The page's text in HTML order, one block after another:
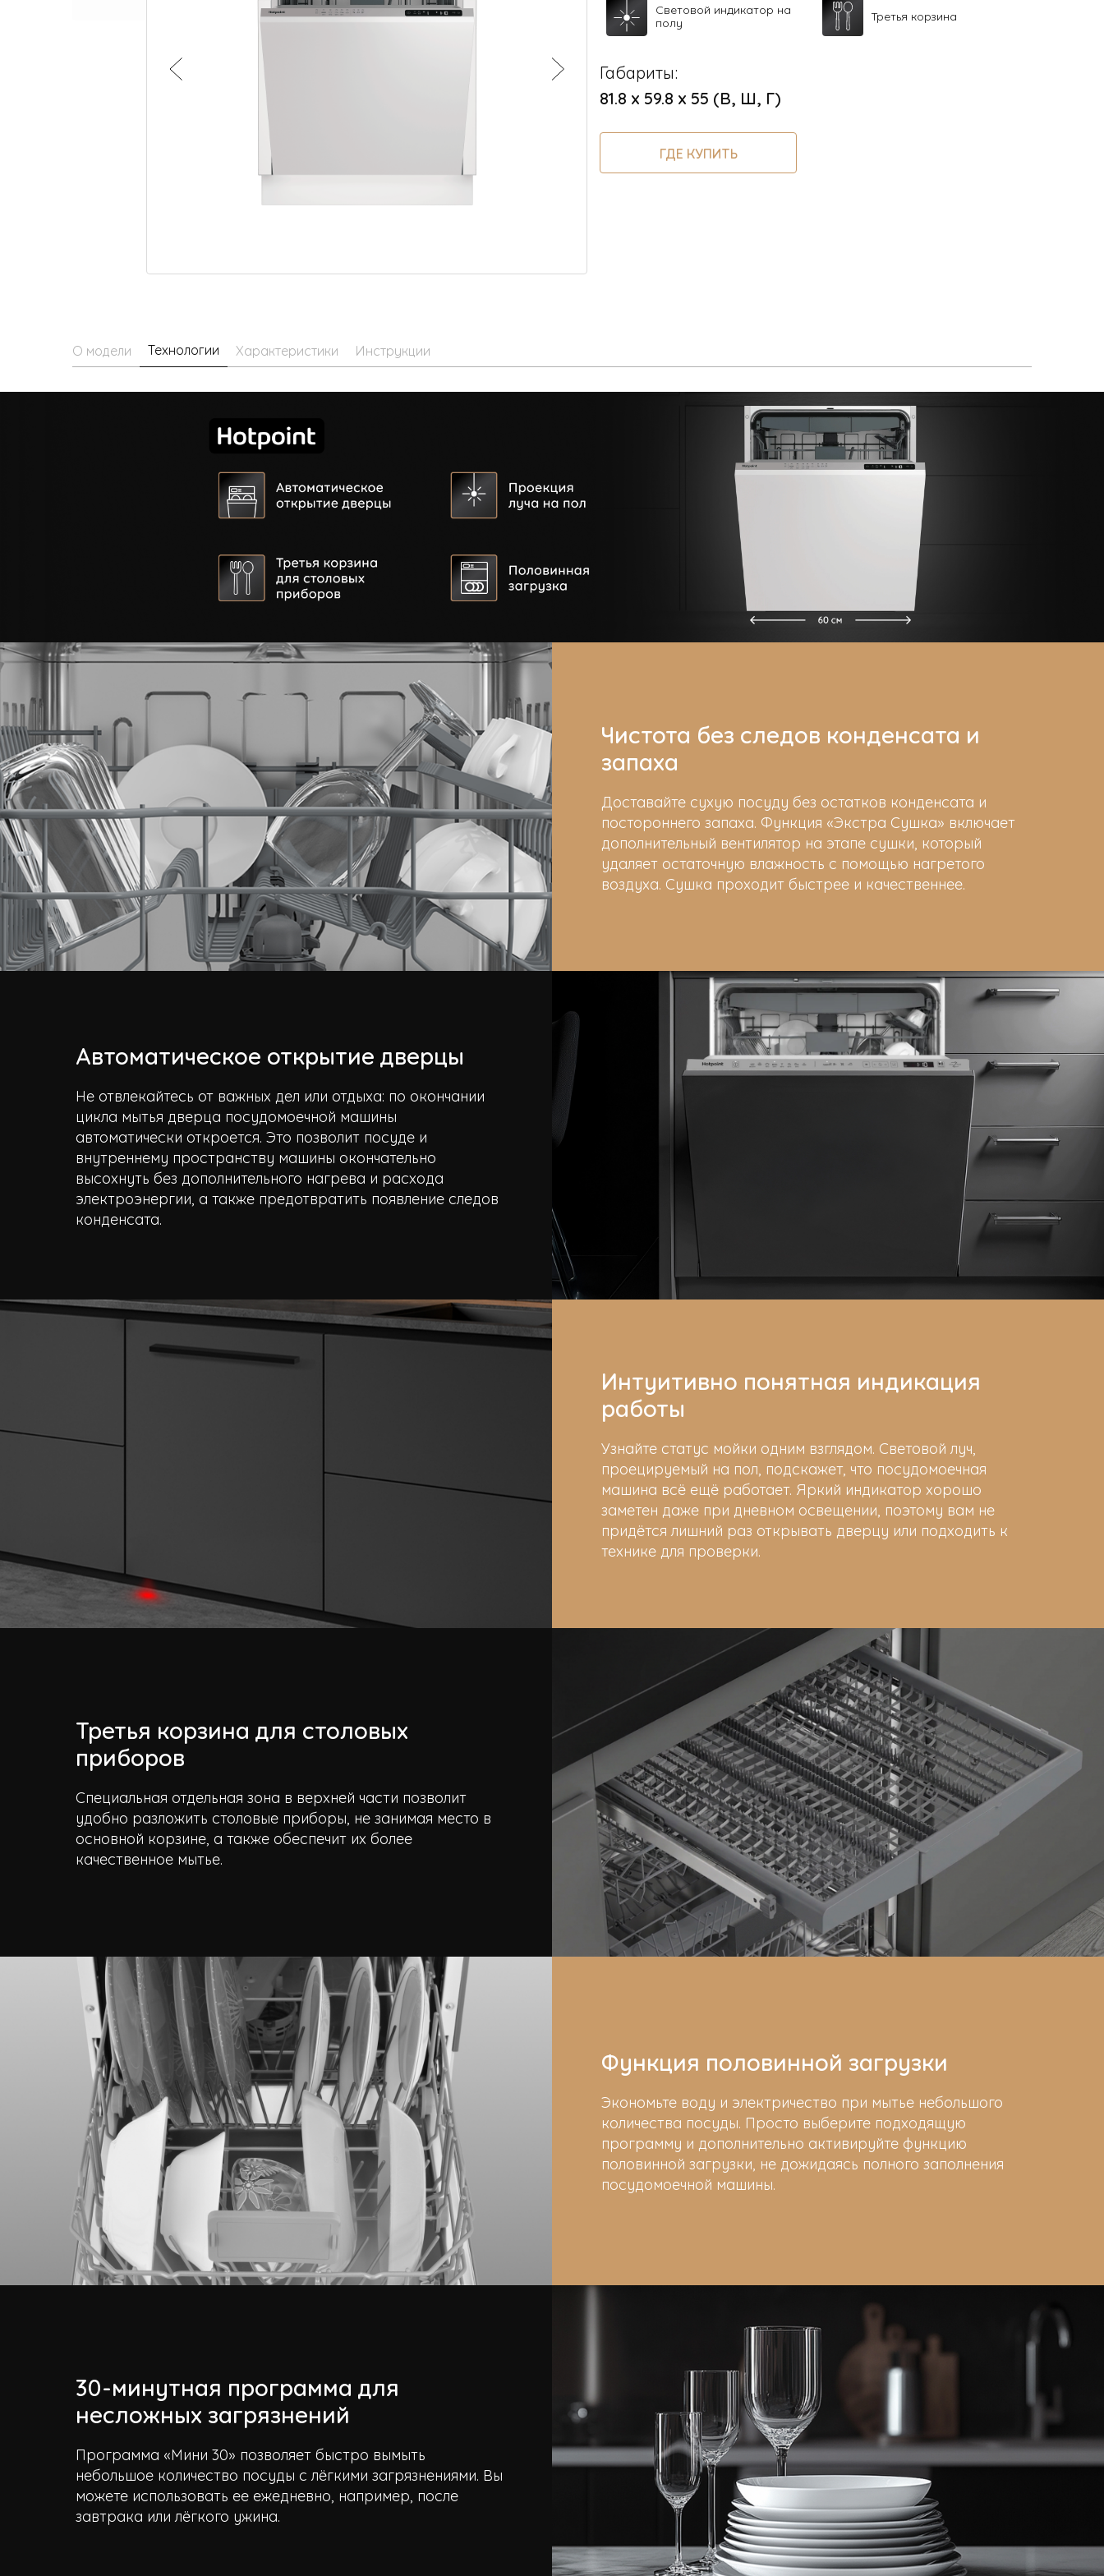
Световой индикатор на
полу Третья корзина
Габариты:
81.8 х 59.8 х 55 (В, Ш, Г)
ГДЕ КУПИТЬ
О модели Технологии Характеристики Инструкции
Чистота без следов конденсата и
запаха
Доставайте сухую посуду без остатков конденсата и
постороннего запаха. Функция «Экстра Сушка» включает
дополнительный вентилятор на этапе сушки, который
удаляет остаточную влажность с помощью нагретого
воздуха. Сушка проходит быстрее и качественнее.
Автоматическое открытие дверцы
Не отвлекайтесь от важных дел или отдыха: по окончании
цикла мытья дверца посудомоечной машины
автоматически откроется. Это позволит посуде и
внутреннему пространству машины окончательно
высохнуть без дополнительного нагрева и расхода
электроэнергии, а также предотвратить появление следов
конденсата.
Интуитивно понятная индикация
работы
Узнайте статус мойки одним взглядом. Световой луч,
проецируемый на пол, подскажет, что посудомоечная
машина всё ещё работает. Яркий индикатор хорошо
заметен даже при дневном освещении, поэтому вам не
придётся лишний раз открывать дверцу или подходить к
технике для проверки.
Третья корзина для столовых
приборов
Специальная отдельная зона в верхней части позволит
удобно разложить столовые приборы, не занимая место в
основной корзине, а также обеспечит их более
качественное мытье.
Функция половинной загрузки
Экономьте воду и электричество при мытье небольшого
количества посуды. Просто выберите подходящую
программу и дополнительно активируйте функцию
половинной загрузки, не дожидаясь полного заполнения
посудомоечной машины.
30-минутная программа для
несложных загрязнений
Программа «Мини 30» позволяет быстро вымыть
небольшое количество посуды с лёгкими загрязнениями. Вы
можете использовать ее ежедневно, например, после
завтрака или лёгкого ужина.